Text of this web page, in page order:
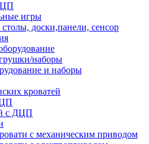
игры
доски,панели, сенсор
наборы
и наборы
кроватей
с ДЦП
с механическим приводом